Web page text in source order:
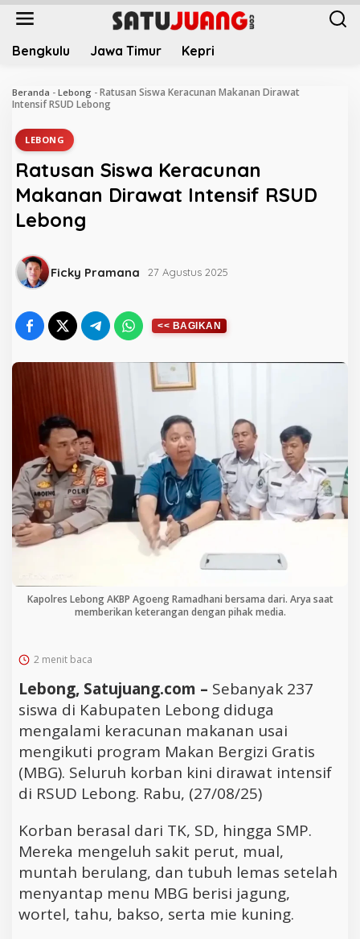
L
Bengkulu Jawa Timur Kepri
Beranda - Lebong - Ratusan Siswa Keracunan Makanan Dirawat
Intensif RSUD Lebong
LEBONG
Ratusan Siswa Keracunan
Makanan Dirawat Intensif RSUD
Lebong
Ficky Pramana 27 Agustus 2025
Kapolres Lebong AKBP Agoeng Ramadhani bersama dari. Arya saat
memberikan keterangan dengan pihak media.
2 menit baca
Lebong, Satujuang.com – Sebanyak 237
siswa di Kabupaten Lebong diduga
mengalami keracunan makanan usai
mengikuti program Makan Bergizi Gratis
(MBG). Seluruh korban kini dirawat intensif
di RSUD Lebong. Rabu, (27/08/25)
Korban berasal dari TK, SD, hingga SMP.
Mereka mengeluh sakit perut, mual,
muntah berulang, dan tubuh lemas setelah
menyantap menu MBG berisi jagung,
wortel, tahu, bakso, serta mie kuning.